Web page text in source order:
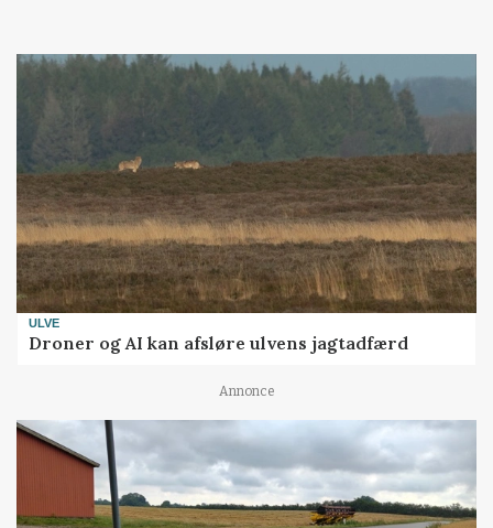
ULVE
Droner og AI kan afsløre ulvens jagtadfærd
Annonce